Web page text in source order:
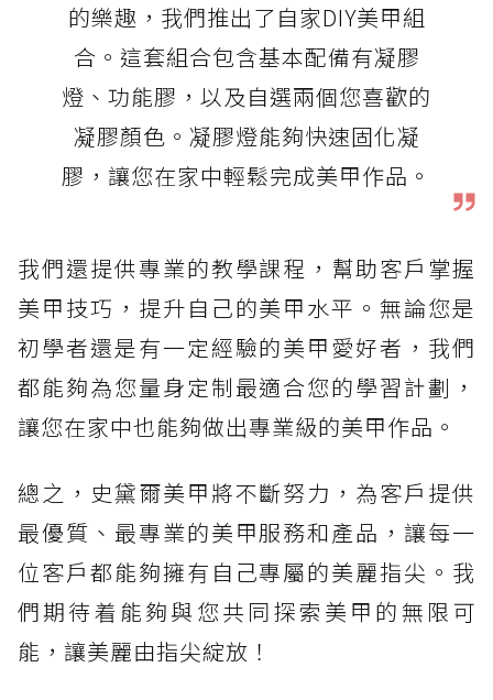
的樂趣，我們推出了自家DIY美甲組
合。這套組合包含基本配備有凝膠
燈、功能膠，以及自選兩個您喜歡的
凝膠顏色。凝膠燈能夠快速固化凝
膠，讓您在家中輕鬆完成美甲作品。
我們還提供專業的教學課程，幫助客戶掌握
美甲技巧，提升自己的美甲水平。無論您是
初學者還是有一定經驗的美甲愛好者，我們
都能夠為您量身定制最適合您的學習計劃，
讓您在家中也能夠做出專業級的美甲作品。
總之，史黛爾美甲將不斷努力，為客戶提供
最優質、最專業的美甲服務和產品，讓每一
位客戶都能夠擁有自己專屬的美麗指尖。我
們期待着能夠與您共同探索美甲的無限可
能，讓美麗由指尖綻放！